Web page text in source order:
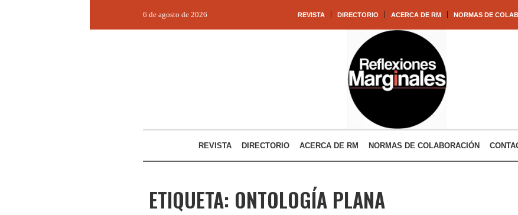
REVISTA DIRECTORIO ACERCA DE RM NORMAS DE
6 de agosto de 2026
REVISTA DIRECTORIO ACERCA DE RM NORMAS DE COLABORACIÓN
ETIQUETA: ONTOLOGÍA PLANA